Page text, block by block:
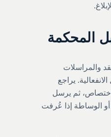
المحكمة
والمراسلات
يراجع
ثم يرسل
الوساطة إذا عُرفت